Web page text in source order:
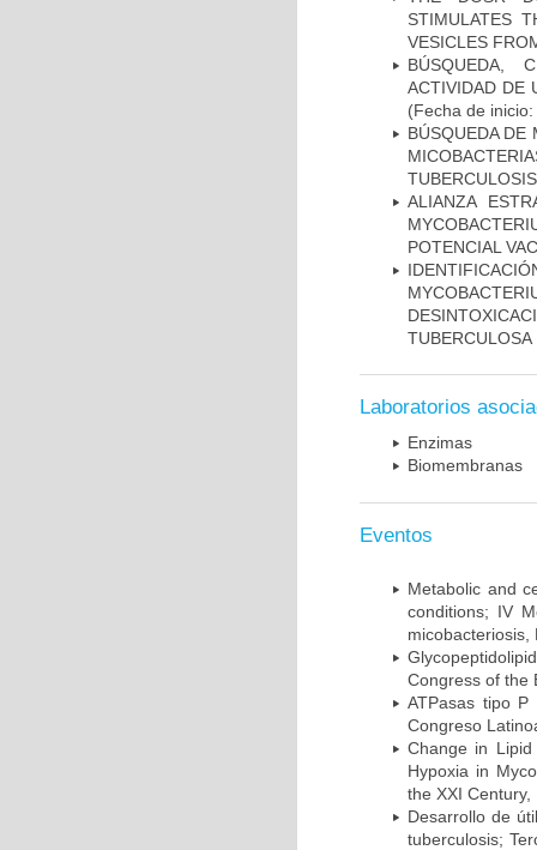
STIMULATES
VESICLES
BÚSQUEDA,
ACTIVIDAD DE
(Fecha de
BÚSQUEDA DE
ALIANZA
POTENCIAL
TUBERCULOSA
Laboratorios
Enzimas
Biomembranas
Eventos
Metabolic and
conditions; IV
micobacteriosis,
Congress of the
ATPasas tipo P
Congreso
Change in
Hypoxia in
the XXI
Desarrollo de
tuberculosis;